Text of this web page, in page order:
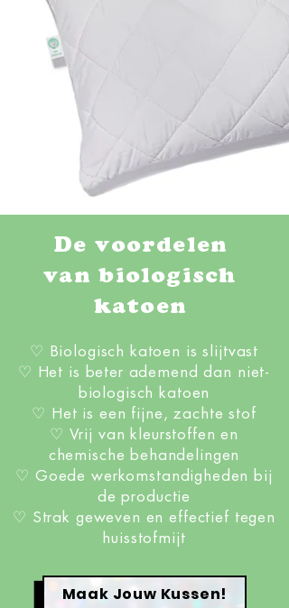
De voordelen
van biologisch
katoen
♡ Biologisch katoen is slijtvast
♡ Het is beter ademend dan niet-
biologisch katoen
♡ Het is een fijne, zachte stof
♡ Vrij van kleurstoffen en
chemische behandelingen
♡ Goede werkomstandigheden bij
de productie
♡ Strak geweven en effectief tegen
huisstofmijt
Maak Jouw Kussen!